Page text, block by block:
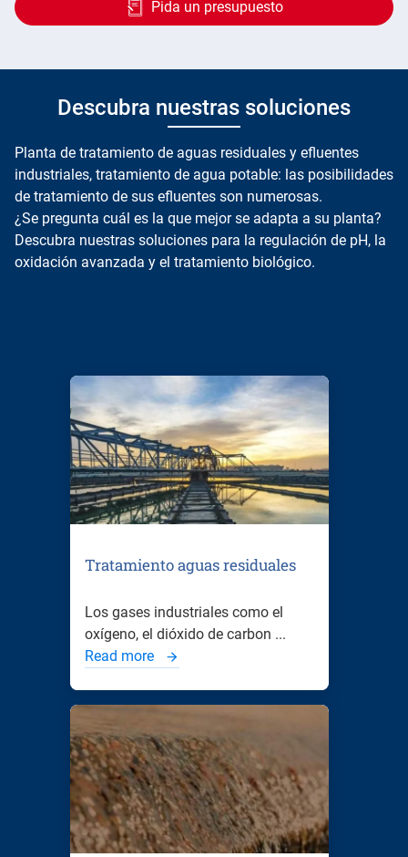
Pida un presupuesto
Descubra nuestras soluciones
Planta de tratamiento de aguas residuales y efluentes
industriales, tratamiento de agua potable: las posibilidades
de tratamiento de sus efluentes son numerosas.
¿Se pregunta cuál es la que mejor se adapta a su planta?
Descubra nuestras soluciones para la regulación de pH, la
oxidación avanzada y el tratamiento biológico.
Tratamiento aguas residuales
Los gases industriales como el
oxígeno, el dióxido de carbon ...
Read more